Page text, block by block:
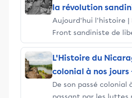
densité la plus faible
(42 hab./km 2 ). La
concentrée entre la
cordillère
pays du nord-ouest au
principales (Managua,
la révolution
Aujourd'hui l'histoire |
Front sandiniste de
a pris le pouvoir à
coalition aspirait à
Nicaragua, un petit
latine gangréné par
dirigé d'une main de
L'Histoire du
colonial à nos jours
Nicaragua
De son passé colonial